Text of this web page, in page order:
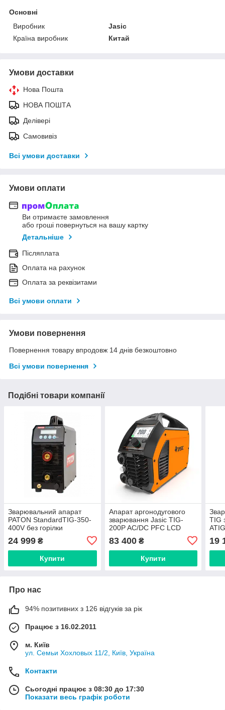
Основні
Виробник
Jasic
Країна виробник
Китай
Умови доставки
Нова Пошта
НОВА ПОШТА
Делівері
Самовивіз
Всі умови доставки
Умови оплати
Ви отримаєте замовлення
або гроші повернуться на вашу картку
Детальніше
Післяплата
Оплата на рахунок
Оплата за реквізитами
Всі умови оплати
Умови повернення
Повернення товару впродовж 14 днів безкоштовно
Всі умови повернення
Подібні товари компанії
Зварювальний апарат
PATON StandardTIG-350-
400V без горілки
24 999 ₴
Купити
Апарат аргонодугового
зварювання Jasic TIG-
200P AC/DC PFC LCD
83 400₴
Купити
TIG
19
Про нас
94% позитивних з 126 відгуків за рік
Працює з 16.02.2011
м. Київ
ул. Семьи Хохловых 11/2, Київ, Україна
Контакти
Сьогодні працює з 08:30 до 17:30
Показати весь графік роботи